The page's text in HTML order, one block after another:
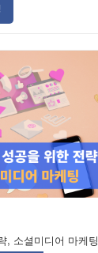
, 소셜미디어 마케팅